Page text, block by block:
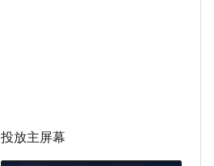
投放主屏幕